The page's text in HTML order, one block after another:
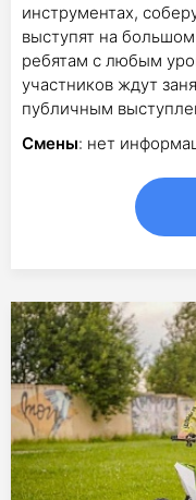
инструментах,
выступят на
ребятам с любым
участников ждут
публичным
Смены: нет